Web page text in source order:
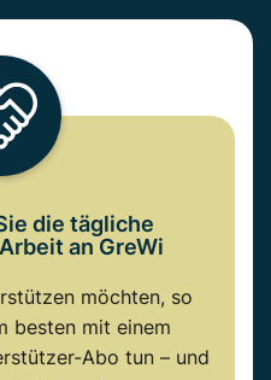
die tägliche
an GreWi
möchten, so
besten mit einem
Abo tun – und